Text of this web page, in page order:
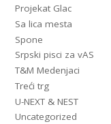
Projekat Glac
Sa lica mesta
Spone
Srpski pisci za vAS
T&M Medenjaci
Treći trg
U-NEXT & NEST
Uncategorized